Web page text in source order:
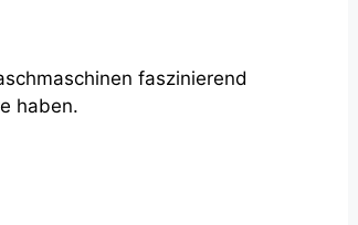
faszinierend
haben.